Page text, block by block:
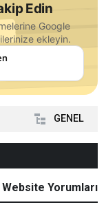
Edin
Google
ekleyin.
GENEL
Website Yorumları